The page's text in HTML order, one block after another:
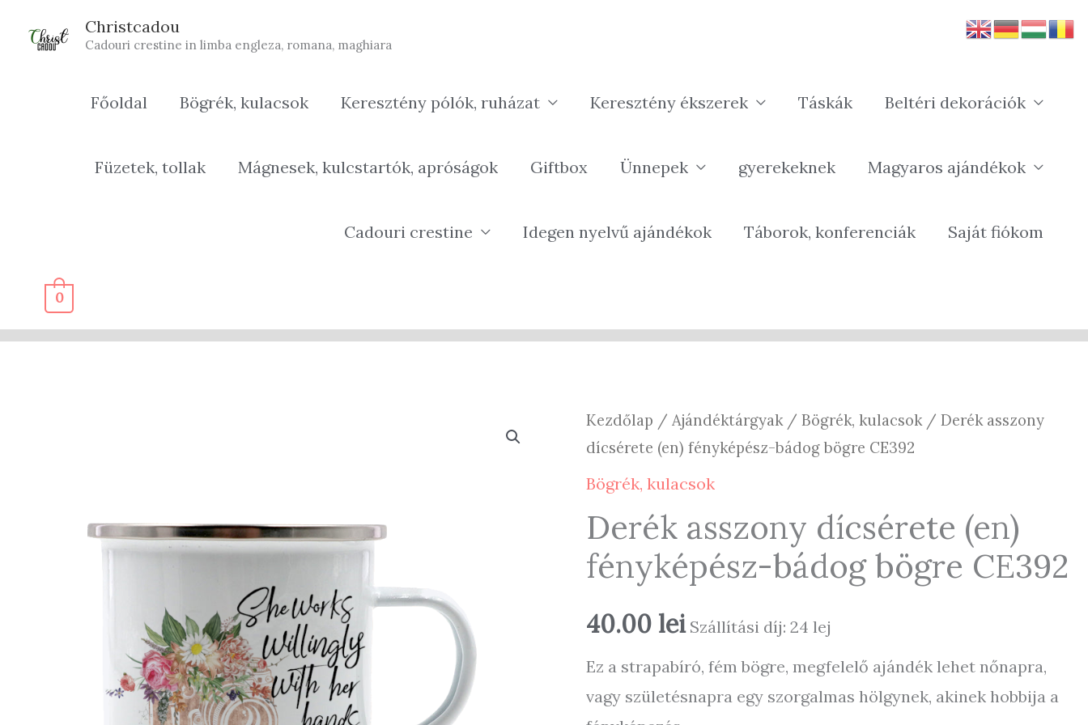
Christcadou
Cadouri crestine in limba engleza, romana, maghiara
Főoldal Bögrék, kulacsok Keresztény pólók, ruházat Keresztény ékszerek Táskák Beltéri dekorációk
Füzetek, tollak Mágnesek, kulcstartók, apróságok Giftbox Ünnepek gyerekeknek Magyaros ajándékok
Cadouri crestine Idegen nyelvű ajándékok Táborok, konferenciák Saját fiókom
0
Kezdőlap /Ajándéktárgyak/Bögrék, kulacsok/ Derék asszony
dícsérete (en) fényképész-bádog bögre CE392
Bögrék, kulacsok
Derék asszony dícsérete (en)
fényképész-bádog bögre CE392
40.00 lei Szállítási díj: 24 lej
Ez a strapabíró, fém bögre, megfelelő ajándék lehet nőnapra,
vagy születésnapra egy szorgalmas hölgynek, akinek hobbija a